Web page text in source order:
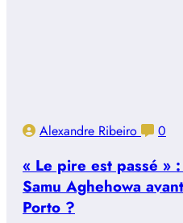
Alexandre Ribeiro 0
« Le pire est passé »
Samu Aghehowa
Porto ?